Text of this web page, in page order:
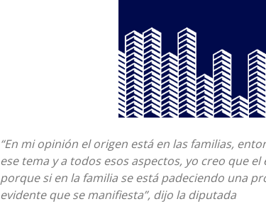
“En mi opinión el origen está en las familias,
ese tema y a todos esos aspectos, yo creo que
porque si en la familia se está padeciendo una
evidente que se manifiesta”, dijo la diputada